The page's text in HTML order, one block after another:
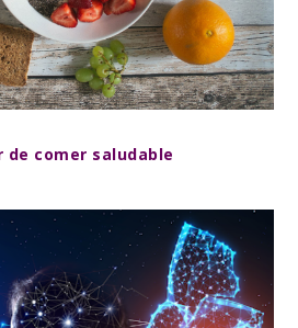
de comer saludable